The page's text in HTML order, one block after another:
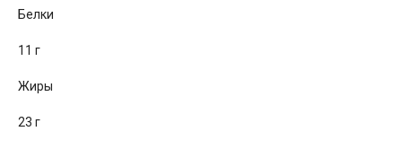
Белки
11 г
Жиры
23 г